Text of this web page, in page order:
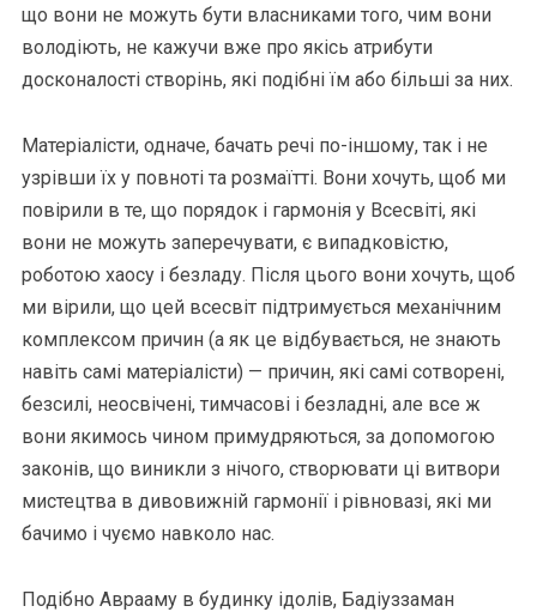
що вони не можуть бути власниками того, чим вони
володіють, не кажучи вже про якісь атрибути
досконалості створінь, які подібні їм або більші за них.
Матеріалісти, одначе, бачать речі по-іншому, так і не
узрівши їх у повноті та розмаїтті. Вони хочуть, щоб ми
повірили в те, що порядок і гармонія у Всесвіті, які
вони не можуть заперечувати, є випадковістю,
роботою хаосу і безладу. Після цього вони хочуть, щоб
ми вірили, що цей всесвіт підтримується механічним
комплексом причин (а як це відбувається, не знають
навіть самі матеріалісти) — причин, які самі сотворені,
безсилі, неосвічені, тимчасові і безладні, але все ж
вони якимось чином примудряються, за допомогою
законів, що виникли з нічого, створювати ці витвори
мистецтва в дивовижній гармонії і рівновазі, які ми
бачимо і чуємо навколо нас.
Подібно Аврааму в будинку ідолів, Бадіуззаман